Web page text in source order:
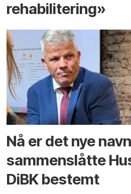
rehabilitering»
Nå er det nye
sammenslåtte
DiBK bestemt